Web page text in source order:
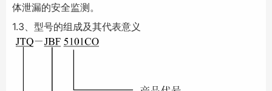
体泄漏的安全监测。
1.3、型号的组成及其代表意义